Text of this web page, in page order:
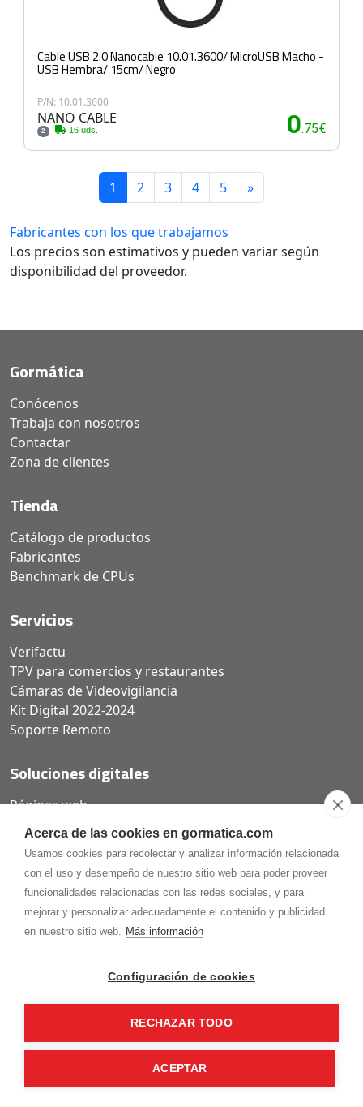
Acerca de las cookies en gormatica.com
Usamos cookies para recolectar y analizar información relacionada
con el uso y desempeño de nuestro sitio web para poder proveer
funcionalidades relacionadas con las redes sociales, y para
mejorar y personalizar adecuadamente el contenido y publicidad
en nuestro sitio web. Más información
Configuración de cookies
RECHAZAR TODO
ACEPTAR
Cable USB 2.0 Nanocable 10.01.3600/ MicroUSB Macho -
USB Hembra/ 15cm/ Negro
P/N: 10.01.3600
NANO CABLE
2 16 uds. 0.75€
1 2 3 4 5 »
Fabricantes con los que trabajamos
Los precios son estimativos y pueden variar según
disponibilidad del proveedor.
Gormática
Conócenos
Trabaja con nosotros
Contactar
Zona de clientes
Tienda
Catálogo de productos
Fabricantes
Benchmark de CPUs
Servicios
Verifactu
TPV para comercios y restaurantes
Cámaras de Videovigilancia
Kit Digital 2022-2024
Soporte Remoto
Soluciones digitales
Páginas web
Tiendas online
975.368.262
¡Síguenos en nuestras redes!